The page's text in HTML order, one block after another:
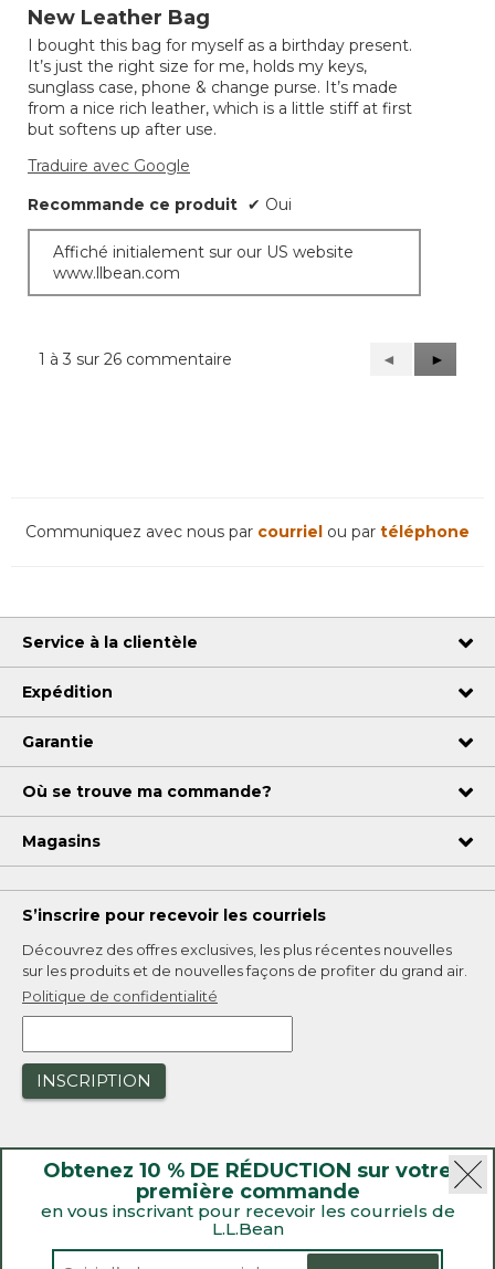
étoile(s)
5.
New Leather Bag
I bought this bag for myself as a birthday present.
It’s just the right size for me, holds my keys,
sunglass case, phone & change purse. It’s made
from a nice rich leather, which is a little stiff at first
but softens up after use.
Traduire avec Google
Recommande ce produit ✔ Oui
Affiché initialement sur our US website
www.llbean.com
1 à 3 sur 26 commentaire
Précédent
Reviews
◄
Suivant
Reviews
►
Obtenez 10 % DE RÉDUCTION sur votre
première commande
en vous inscrivant pour recevoir les courriels de
L.L.Bean
Communiquez avec nous par courriel ou par téléphone
Service à la clientèle
Expédition
Garantie
Où se trouve ma commande?
Magasins
S’inscrire pour recevoir les courriels
Découvrez des offres exclusives, les plus récentes nouvelles
sur les produits et de nouvelles façons de profiter du grand air.
Politique de confidentialité
INSCRIPTION
|